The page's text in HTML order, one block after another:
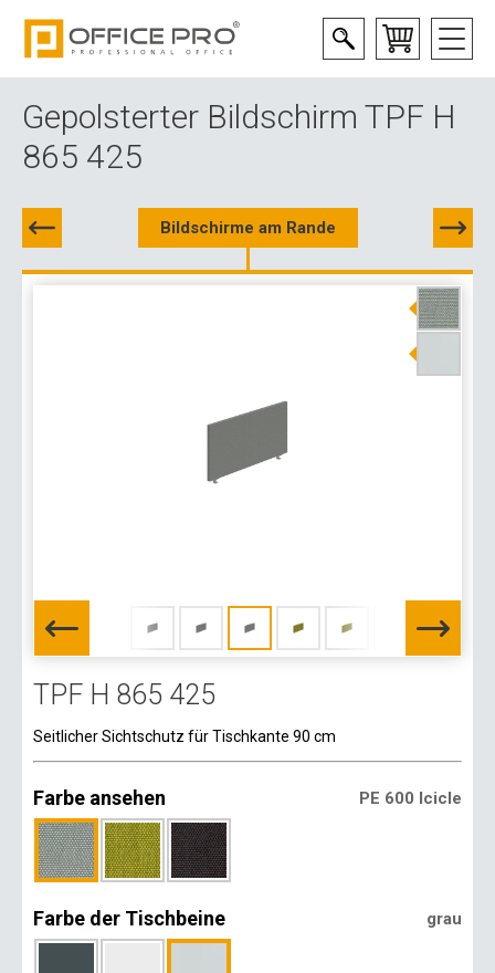
Gepolsterter Bildschirm TPF H
865 425
Bildschirme am Rande
TPF H 865 425
Seitlicher Sichtschutz für Tischkante 90 cm
Farbe ansehen PE 600 Icicle
Farbe der Tischbeine grau